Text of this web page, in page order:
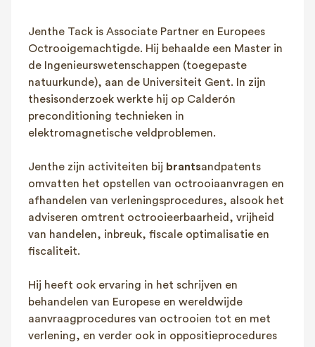
Contact
NL
EN
Client login
Jenthe Tack is Associate Partner en Europees
Octrooigemachtigde. Hij behaalde een Master in
de Ingenieurswetenschappen (toegepaste
natuurkunde), aan de Universiteit Gent. In zijn
thesisonderzoek werkte hij op Calderón
preconditioning technieken in
elektromagnetische veldproblemen.
Jenthe zijn activiteiten bij brantsandpatents
omvatten het opstellen van octrooiaanvragen en
afhandelen van verleningsprocedures, alsook het
adviseren omtrent octrooieerbaarheid, vrijheid
van handelen, inbreuk, fiscale optimalisatie en
fiscaliteit.
Hij heeft ook ervaring in het schrijven en
behandelen van Europese en wereldwijde
aanvraagprocedures van octrooien tot en met
verlening, en verder ook in oppositieprocedures